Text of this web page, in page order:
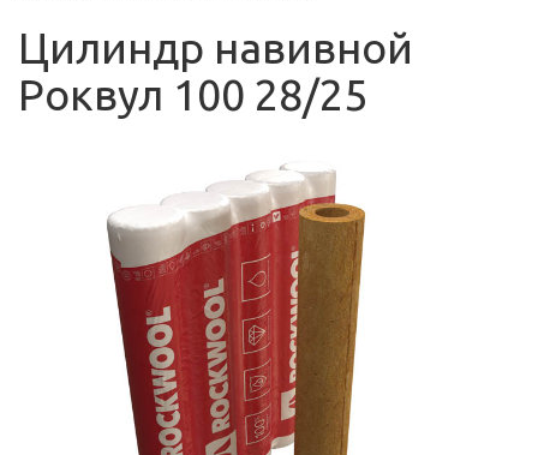
Цилиндр навивной
Роквул 100 28/25